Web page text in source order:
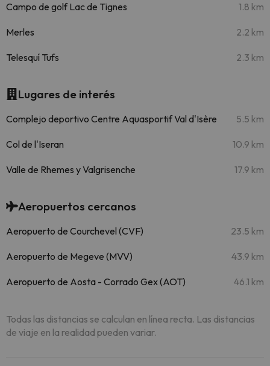
Campo de golf Lac de Tignes 1.8 km
Merles 2.2 km
Telesquí Tufs 2.3 km
Lugares de interés
Complejo deportivo Centre Aquasportif Val d'Isère 5.5 km
Col de l'Iseran 10.9 km
Valle de Rhemes y Valgrisenche 17.9 km
Aeropuertos cercanos
Aeropuerto de Courchevel (CVF) 23.5 km
Aeropuerto de Megeve (MVV) 43.9 km
Aeropuerto de Aosta - Corrado Gex (AOT) 46.1 km
Todas las distancias se calculan en línea recta. Las distancias
de viaje en la realidad pueden variar.